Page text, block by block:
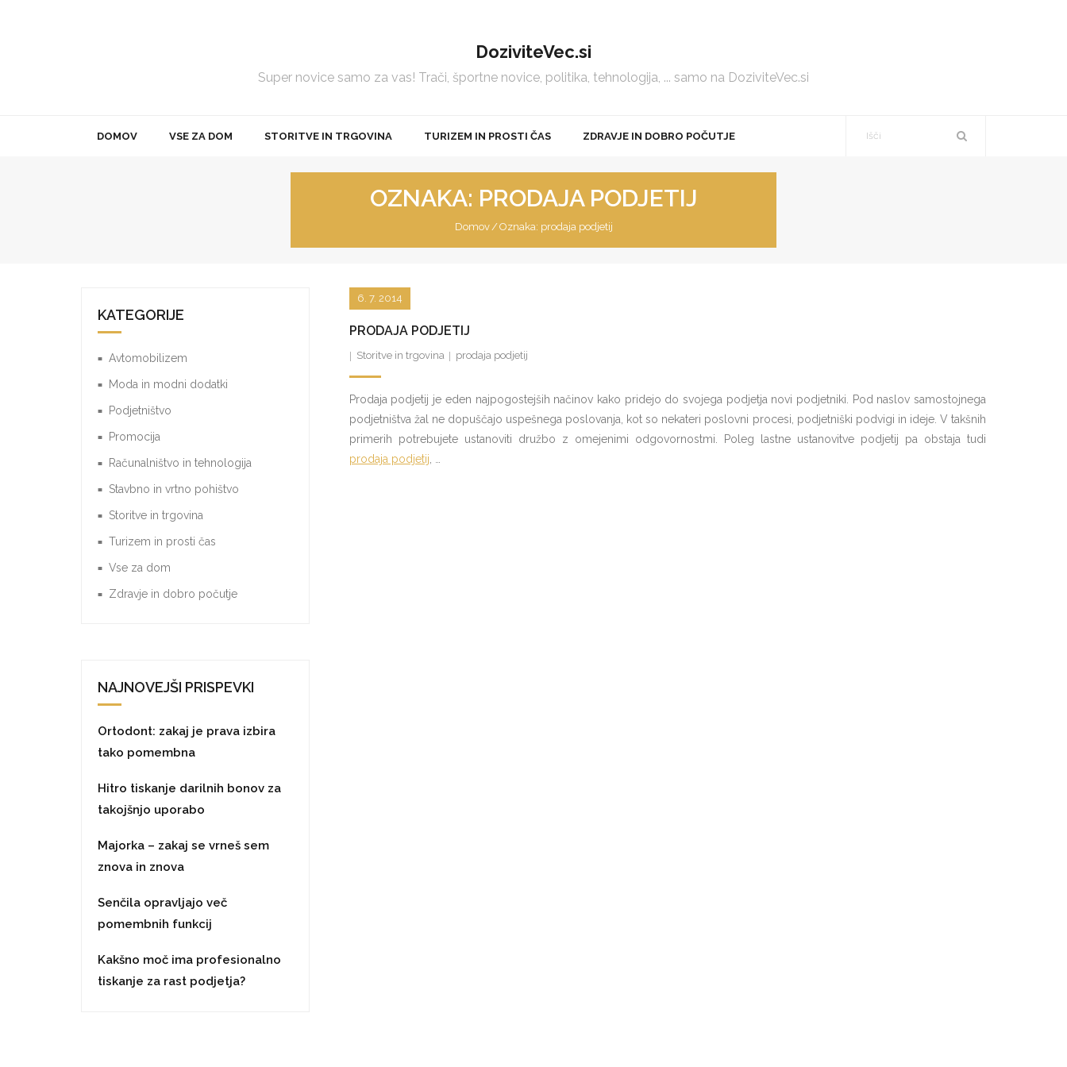
DoziviteVec.si
Super novice samo za vas! Trači, športne novice, politika, tehnologija, ... samo na DoziviteVec.si
DOMOV VSE ZA DOM STORITVE IN TRGOVINA TURIZEM IN PROSTI ČAS ZDRAVJE IN DOBRO POČUTJE
OZNAKA: PRODAJA PODJETIJ
Domov /Oznaka: prodaja podjetij
PRODAJA PODJETIJ
6. 7. 2014
Storitve in trgovina prodaja podjetij
Prodaja podjetij je eden najpogostejših načinov kako pridejo do svojega podjetja novi podjetniki. Pod naslov samostojnega
podjetništva žal ne dopuščajo uspešnega poslovanja, kot so nekateri poslovni procesi, podjetniški podvigi in ideje. V takšnih
primerih potrebujete ustanoviti družbo z omejenimi odgovornostmi. Poleg lastne ustanovitve podjetij pa obstaja tudi
prodaja podjetij
KATEGORIJE
Avtomobilizem
Moda in modni dodatki
Podjetništvo
Promocija
Računalništvo in tehnologija
Stavbno in vrtno pohištvo
Storitve in trgovina
Turizem in prosti čas
Vse za dom
Zdravje in dobro počutje
NAJNOVEJŠI PRISPEVKI
Ortodont: zakaj je prava izbira
tako pomembna
Hitro tiskanje darilnih bonov za
takojšnjo uporabo
Majorka – zakaj se vrneš sem
znova in znova
Senčila opravljajo več
pomembnih funkcij
Kakšno moč ima profesionalno
tiskanje za rast podjetja?